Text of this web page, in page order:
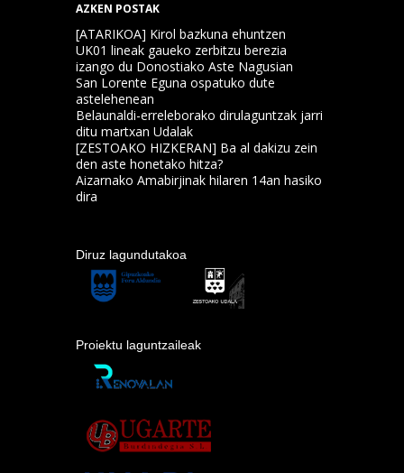
AZKEN POSTAK
[ATARIKOA] Kirol bazkuna ehuntzen
UK01 lineak gaueko zerbitzu berezia
izango du Donostiako Aste Nagusian
San Lorente Eguna ospatuko dute
astelehenean
Belaunaldi-erreleborako dirulaguntzak jarri
ditu martxan Udalak
[ZESTOAKO HIZKERAN] Ba al dakizu zein
den aste honetako hitza?
Aizarnako Amabirjinak hilaren 14an hasiko
dira
Diruz lagundutakoa
Proiektu laguntzaileak